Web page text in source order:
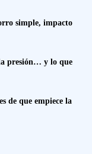
simple, impacto
presión… y lo que
de que empiece la